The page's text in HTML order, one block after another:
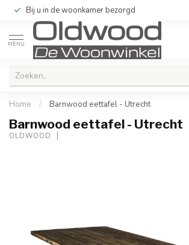
Bij u in de woonkamer bezorgd
MENU
Home / Barnwood eettafel - Utrecht
Barnwood eettafel - Utrecht
OLDWOOD